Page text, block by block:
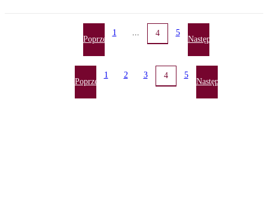
Poprzednia
1 4 5
Następna
Poprzednia
1 2 3 4 5
Następna